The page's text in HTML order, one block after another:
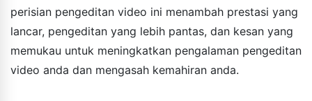
perisian pengeditan video ini menambah prestasi yang
lancar, pengeditan yang lebih pantas, dan kesan yang
memukau untuk meningkatkan pengalaman pengeditan
video anda dan mengasah kemahiran anda.